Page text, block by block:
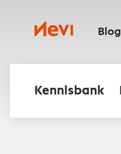
inhoudNevi Blog
Kennisbank